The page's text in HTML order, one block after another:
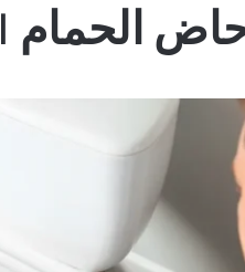
| 0096550224487